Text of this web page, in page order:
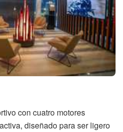
con cuatro motores
diseñado para ser ligero